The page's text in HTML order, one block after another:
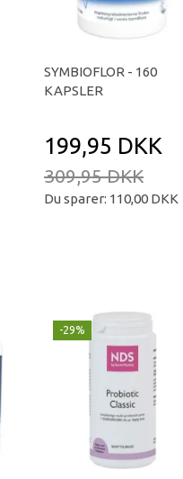
SYMBIOFLOR - 160
KAPSLER
199,95 DKK
309,95 DKK
Du sparer: 110,00 DKK
-29%